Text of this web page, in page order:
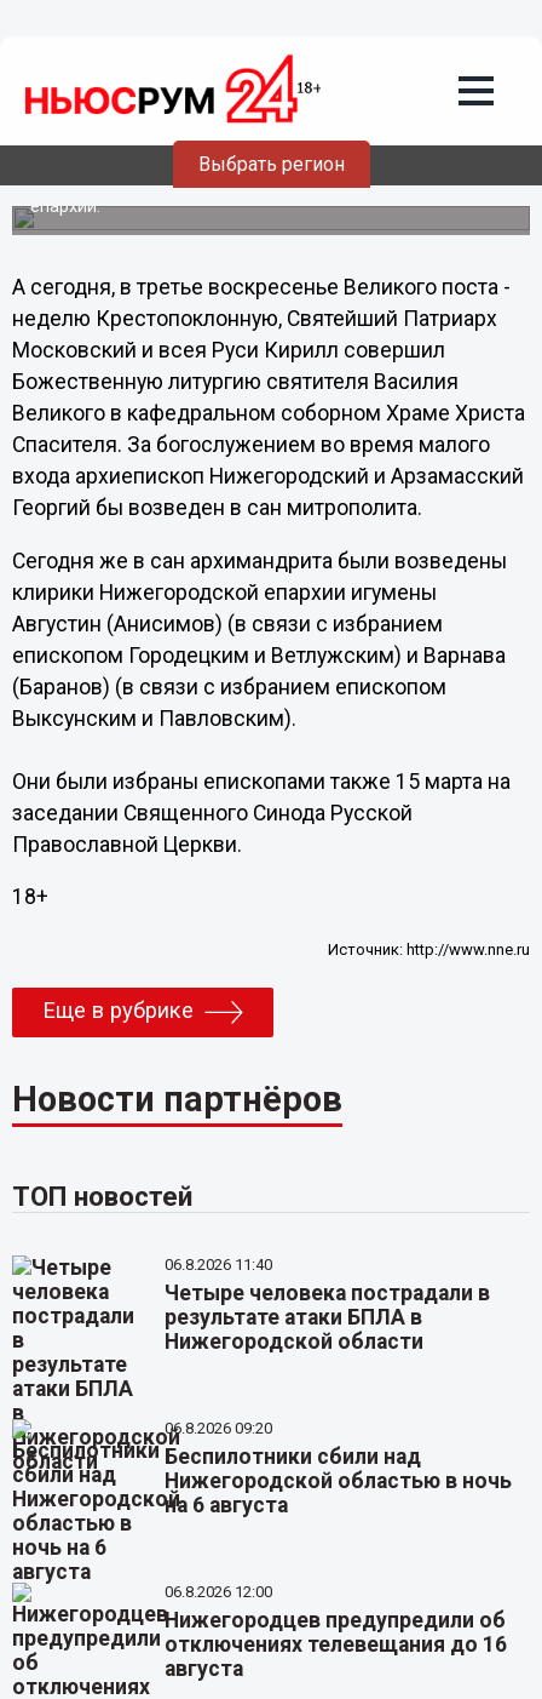
Выбрать регион
Накануне Священный Синод Русской Православной
Церкви назначил архиепископа Нижегородского и
Арзамасского Георгия главой вновь образованной
Нижегородской митрополии, в состав которой вошли
Нижегородская, Городецкая, Выксунская и Лысковская
епархии.
А сегодня, в третье воскресенье Великого поста -
неделю Крестопоклонную, Святейший Патриарх
Московский и всея Руси Кирилл совершил
Божественную литургию святителя Василия
Великого в кафедральном соборном Храме Христа
Спасителя. За богослужением во время малого
входа архиепископ Нижегородский и Арзамасский
Георгий бы возведен в сан митрополита.
Сегодня же в сан архимандрита были возведены
клирики Нижегородской епархии игумены
Августин (Анисимов) (в связи с избранием
епископом Городецким и Ветлужским) и Варнава
(Баранов) (в связи с избранием епископом
Выксунским и Павловским).
Они были избраны епископами также 15 марта на
заседании Священного Синода Русской
Православной Церкви.
18+
Источник: http://www.nne.ru
Еще в рубрике
Новости партнёров
ТОП новостей
06.8.2026 11:40
Четыре человека пострадали в
результате атаки БПЛА в
Нижегородской области
06.8.2026 09:20
Беспилотники сбили над
Нижегородской областью в ночь
на 6 августа
06.8.2026 12:00
Нижегородцев предупредили об
отключениях телевещания до 16
августа